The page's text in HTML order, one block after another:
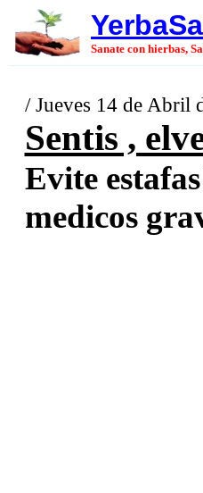
Sanate con hierbas,
/ Jueves 14 de Abril
Sentis ,
Evite
medicos